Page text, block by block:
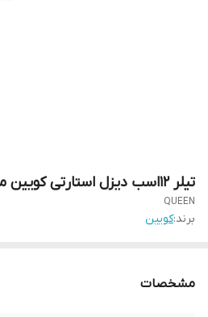
تیلر 12اسب دیزل استارتی کویین مدل QN2200DE
QUEEN
برند:کویین
مشخصات